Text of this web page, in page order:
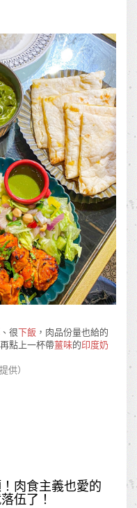
、很下飯 ，肉品份量也給的
再點上一杯帶薑味的印度奶
提供）
肉食主義也愛的
伍了！